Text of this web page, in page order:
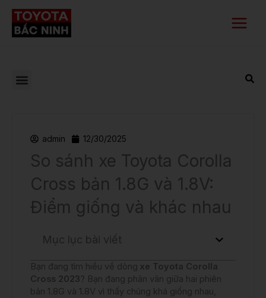
Nhảy
Menu
admin 12/30/2025
So sánh xe Toyota Corolla
Cross bản 1.8G và 1.8V:
Điểm giống và khác nhau
Mục lục bài viết
Bạn đang tìm hiểu về dòng xe Toyota Corolla
Cross 2023? Bạn đang phân vân giữa hai phiên
bản 1.8G và 1.8V vì thấy chúng khá giống nhau,